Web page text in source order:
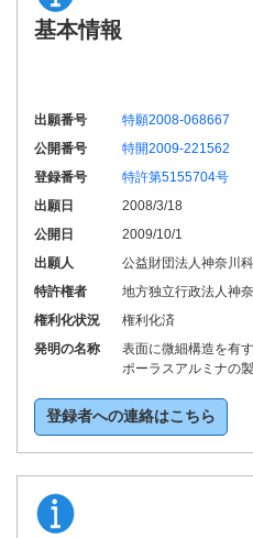
基本情報
出願番号
特願2008-068667
公開番号
特開2009-221562
登録番号
特許第5155704号
出願日
2008/3/18
公開日
2009/10/1
出願人
公益財団法人神奈川
特許権者
地方独立行政法人神
権利化状況
権利化済
発明の名称
表面に微細構造を有
ポーラスアルミナの
登録者への連絡はこちら